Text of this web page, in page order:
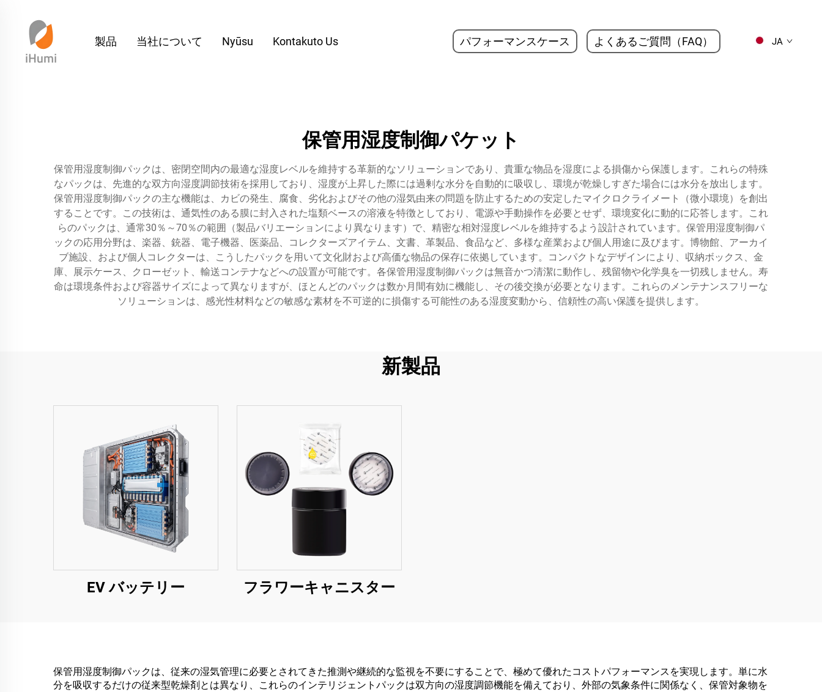
製品 当社について Nyūsu Kontakuto Us パフォーマンスケース よくあるご質問（FAQ） JA
保管用湿度制御パケット
保管用湿度制御パックは、密閉空間内の最適な湿度レベルを維持する革新的なソリューションであり、貴重な物品を湿度による損傷から保護します。これらの特殊
なパックは、先進的な双方向湿度調節技術を採用しており、湿度が上昇した際には過剰な水分を自動的に吸収し、環境が乾燥しすぎた場合には水分を放出します。
保管用湿度制御パックの主な機能は、カビの発生、腐食、劣化およびその他の湿気由来の問題を防止するための安定したマイクロクライメート（微小環境）を創出
することです。この技術は、通気性のある膜に封入された塩類ベースの溶液を特徴としており、電源や手動操作を必要とせず、環境変化に動的に応答します。これ
らのパックは、通常30％～70％の範囲（製品バリエーションにより異なります）で、精密な相対湿度レベルを維持するよう設計されています。保管用湿度制御パ
ックの応用分野は、楽器、銃器、電子機器、医薬品、コレクターズアイテム、文書、革製品、食品など、多様な産業および個人用途に及びます。博物館、アーカイ
ブ施設、および個人コレクターは、こうしたパックを用いて文化財および高価な物品の保存に依拠しています。コンパクトなデザインにより、収納ボックス、金
庫、展示ケース、クローゼット、輸送コンテナなどへの設置が可能です。各保管用湿度制御パックは無音かつ清潔に動作し、残留物や化学臭を一切残しません。寿
命は環境条件および容器サイズによって異なりますが、ほとんどのパックは数か月間有効に機能し、その後交換が必要となります。これらのメンテナンスフリーな
ソリューションは、感光性材料などの敏感な素材を不可逆的に損傷する可能性のある湿度変動から、信頼性の高い保護を提供します。
新製品
EV バッテリー フラワーキャニスター
保管用湿度制御パックは、従来の湿気管理に必要とされてきた推測や継続的な監視を不要にすることで、極めて優れたコストパフォーマンスを実現します。単に水
分を吸収するだけの従来型乾燥剤とは異なり、これらのインテリジェントパックは双方向の湿度調節機能を備えており、外部の気象条件に関係なく、保管対象物を